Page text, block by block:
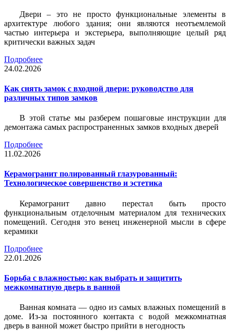
Двери – это не просто функциональные элементы в
архитектуре любого здания; они являются неотъемлемой
частью интерьера и экстерьера, выполняющие целый ряд
критически важных задач
Подробнее
24.02.2026
Как снять замок с входной двери: руководство для
различных типов замков
В этой статье мы разберем пошаговые инструкции для
демонтажа самых распространенных замков входных дверей
Подробнее
11.02.2026
Керамогранит полированный глазурованный:
Технологическое совершенство и эстетика
Керамогранит давно перестал быть просто
функциональным отделочным материалом для технических
помещений. Сегодня это венец инженерной мысли в сфере
керамики
Подробнее
22.01.2026
Борьба с влажностью: как выбрать и защитить
межкомнатную дверь в ванной
Ванная комната — одно из самых влажных помещений в
доме. Из-за постоянного контакта с водой межкомнатная
дверь в ванной может быстро прийти в негодность